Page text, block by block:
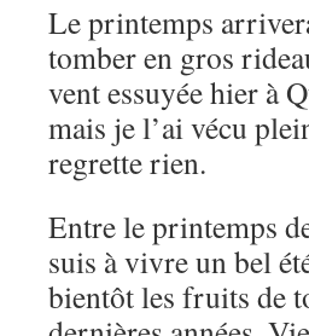
Le printemps
tomber en gros
vent essuyée hier à
mais je l’ai vécu
regrette rien.
Entre le printemps
suis à vivre un bel
bientôt les fruits de